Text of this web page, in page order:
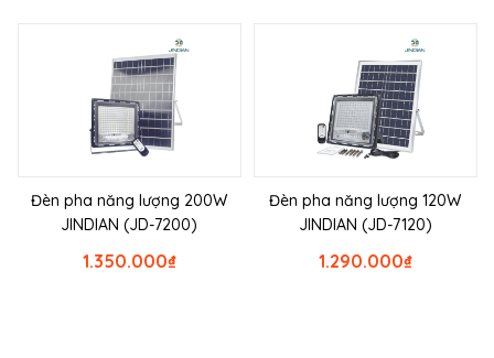
Đèn pha năng lượng 200W
JINDIAN (JD-7200)
₫
1.350.000
Đèn pha năng lượng 120W
JINDIAN (JD-7120)
₫
1.290.000